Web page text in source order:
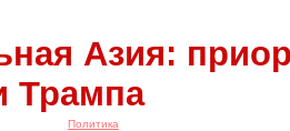
Азия:
Трампа
Политика